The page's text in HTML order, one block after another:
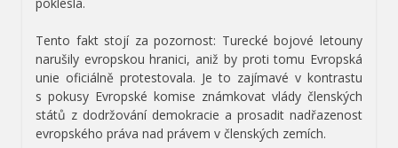
poklesla.
Tento fakt stojí za pozornost: Turecké bojové letouny
narušily evropskou hranici, aniž by proti tomu Evropská
unie oficiálně protestovala. Je to zajímavé v kontrastu
s pokusy Evropské komise známkovat vlády členských
států z dodržování demokracie a prosadit nadřazenost
evropského práva nad právem v členských zemích.